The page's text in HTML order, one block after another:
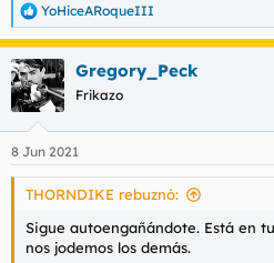
R
e
a
c
c
i
e
s
YoHiceARoqueIII
Gregory_Peck
Frikazo
8 Jun 2021
THORNDIKE rebuznó:
Sigue autoengañándote. Está en
nos jodemos los demás.